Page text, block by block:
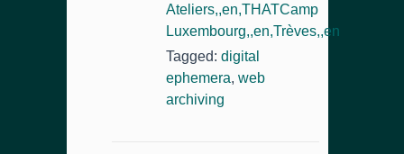
Ateliers,,en,THATCamp
Luxembourg,,en,Trèves,,en
Tagged: digital
ephemera, web
archiving